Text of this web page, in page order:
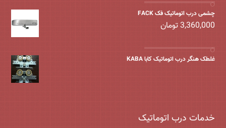
چشمی درب اتوماتیک فک FACK
3,360,000تومان
غلطک هنگر درب اتوماتیک کابا KABA
خدمات درب اتوماتیک